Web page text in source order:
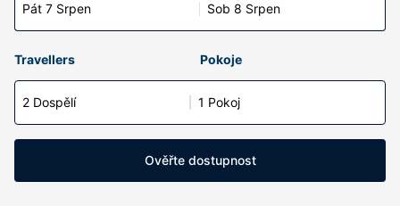
Pát 7 Srpen Sob 8 Srpen
Travellers Pokoje
2 Dospělí 1 Pokoj
Ověřte dostupnost